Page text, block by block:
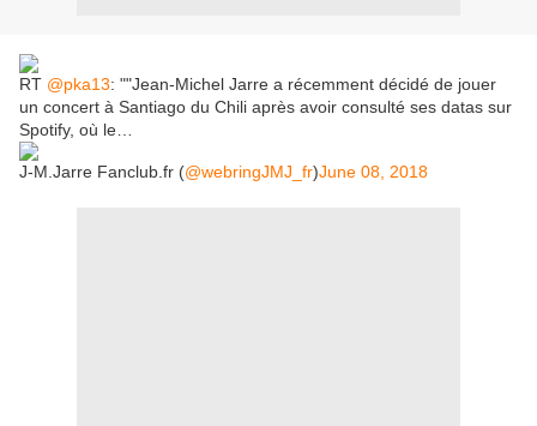
RT @pka13: ""Jean-Michel Jarre a récemment décidé de jouer
un concert à Santiago du Chili après avoir consulté ses datas sur
Spotify, où le…
J-M.Jarre Fanclub.fr (@webringJMJ_fr)June 08, 2018